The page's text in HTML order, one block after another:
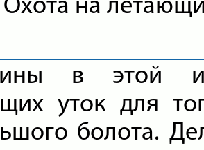
в этой
уток для
болота.